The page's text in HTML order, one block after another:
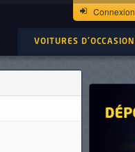
Connexion
VOITURES D'OCCASION